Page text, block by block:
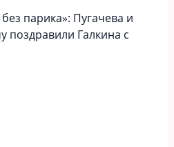
парика»: Пугачева и
поздравили Галкина с